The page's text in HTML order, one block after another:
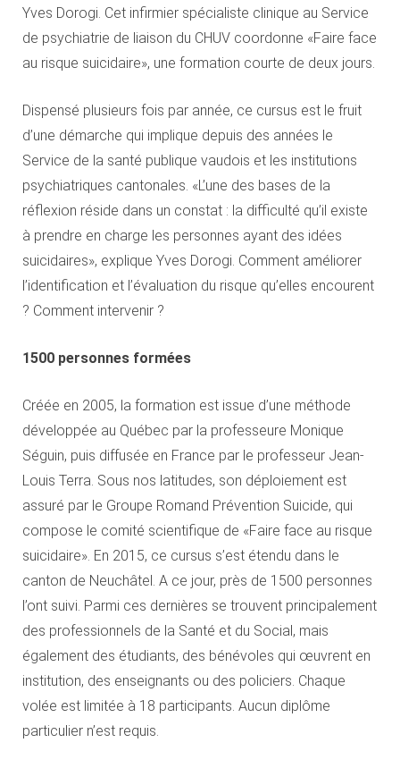
Yves Dorogi. Cet infirmier spécialiste clinique au Service
de psychiatrie de liaison du CHUV coordonne «Faire face
au risque suicidaire», une formation courte de deux jours.
Dispensé plusieurs fois par année, ce cursus est le fruit
d’une démarche qui implique depuis des années le
Service de la santé publique vaudois et les institutions
psychiatriques cantonales. «L’une des bases de la
réflexion réside dans un constat : la difficulté qu’il existe
à prendre en charge les personnes ayant des idées
suicidaires», explique Yves Dorogi. Comment améliorer
l’identification et l’évaluation du risque qu’elles encourent
? Comment intervenir ?
1500 personnes formées
Créée en 2005, la formation est issue d’une méthode
développée au Québec par la professeure Monique
Séguin, puis diffusée en France par le professeur Jean-
Louis Terra. Sous nos latitudes, son déploiement est
assuré par le Groupe Romand Prévention Suicide, qui
compose le comité scientifique de «Faire face au risque
suicidaire». En 2015, ce cursus s’est étendu dans le
canton de Neuchâtel. A ce jour, près de 1500 personnes
l’ont suivi. Parmi ces dernières se trouvent principalement
des professionnels de la Santé et du Social, mais
également des étudiants, des bénévoles qui œuvrent en
institution, des enseignants ou des policiers. Chaque
volée est limitée à 18 participants. Aucun diplôme
particulier n’est requis.